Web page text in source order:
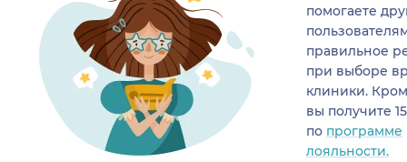
помогаете
правильное
при выборе
клиники.
вы получите
по программе
лояльности.